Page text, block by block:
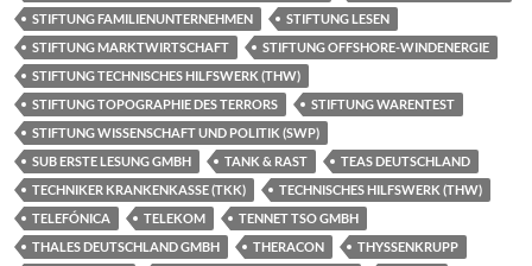
STIFTUNG FAMILIENUNTERNEHMEN
STIFTUNG LESEN
STIFTUNG MARKTWIRTSCHAFT
STIFTUNG OFFSHORE-WINDENERGIE
STIFTUNG TECHNISCHES HILFSWERK (THW)
STIFTUNG TOPOGRAPHIE DES TERRORS
STIFTUNG WARENTEST
STIFTUNG WISSENSCHAFT UND POLITIK (SWP)
SUB ERSTE LESUNG GMBH
TANK & RAST
TEAS DEUTSCHLAND
TECHNIKER KRANKENKASSE (TKK)
TECHNISCHES HILFSWERK (THW)
TELEFÓNICA
TELEKOM
TENNET TSO GMBH
THALES DEUTSCHLAND GMBH
THERACON
THYSSENKRUPP